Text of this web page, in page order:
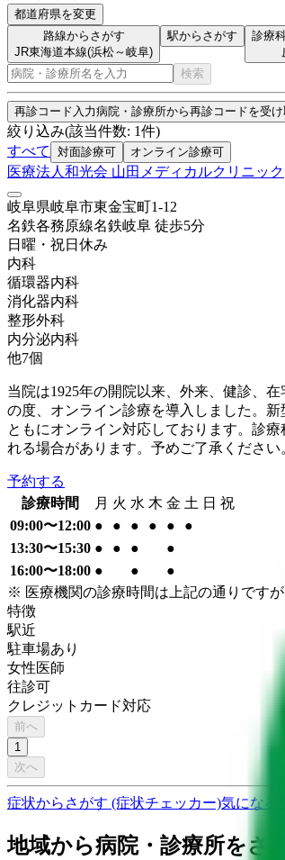
都道府県を変更
路線からさがす
JR東海道本線(浜松～岐阜)
駅からさがす
診療
検索
再診コード入力病院・診療所から再診コードを受
絞り込み(該当件数: 1件)
すべて
対面診療可 オンライン診療可
医療法人和光会 山田メディカルクリニック
岐阜県岐阜市東金宝町1-12
名鉄各務原線名鉄岐阜 徒歩5分
日曜・祝日 休み
内科
循環器内科
消化器内科
整形外科
内分泌内科
他7個
当院は1925年の開院以来、外来、健診、
の度、オンライン診療を導入しました。
ともにオンライン対応しております。診
れる場合があります。予めご了承ください
予約する
診療時間
月 火 水 木 金 土 日 祝
09:00〜12:00 ● ● ● ● ●
●
13:30〜15:30 ● ● ●
●
16:00〜18:00 ● ●
●
※ 医療機関の診療時間は上記の通りです
特徴
駅近
駐車場あり
女性医師
往診可
クレジットカード対応
前へ
1
次へ
症状からさがす (症状チェッカー)気になる
地域から病院・診療所をさ